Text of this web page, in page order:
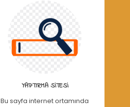
YAPTIRMA SITESI
Bu sayfa internet ortamında